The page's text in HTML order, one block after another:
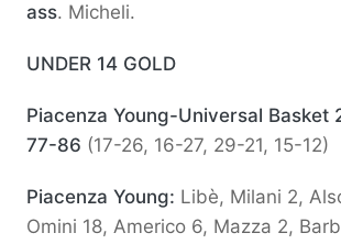
ass. Micheli.
UNDER 14 GOLD
Piacenza Young-Universal Basket
77-86 (17-26, 16-27, 29-21, 15-12)
Piacenza Young: Libè, Milani 2,
Omini 18, Americo 6, Mazza 2,